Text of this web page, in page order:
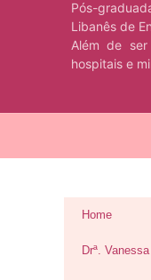
Pós-
Libanês de
Além de
hospitais e
Home
Drª.